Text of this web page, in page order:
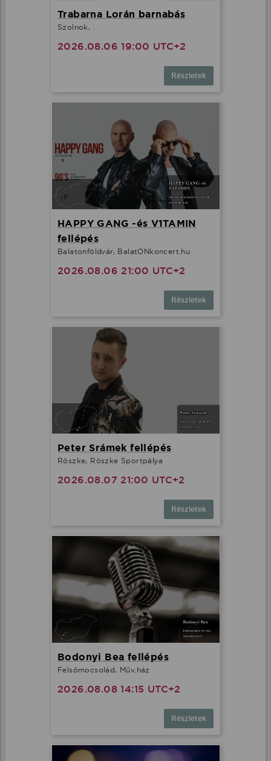
Trabarna Lorán barnabás
Szolnok, .
2026.08.06 19:00 UTC+2
Részletek
HAPPY GANG -és V1TAMIN
fellépés
Balatonföldvár, BalatONkoncert.hu
2026.08.06 21:00 UTC+2
Részletek
Peter Srámek fellépés
Röszke, Röszke Sportpálya
2026.08.07 21:00 UTC+2
Részletek
Bodonyi Bea fellépés
Felsőmocsolád, Műv.ház
2026.08.08 14:15 UTC+2
Részletek